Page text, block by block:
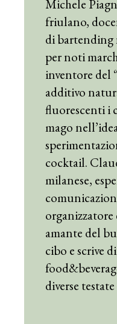
Michele
friulano,
di bartending
per noti
inventore del
additivo
fluorescenti i
mago
cocktail.
milanese,
amante del
cibo e scrive
diverse